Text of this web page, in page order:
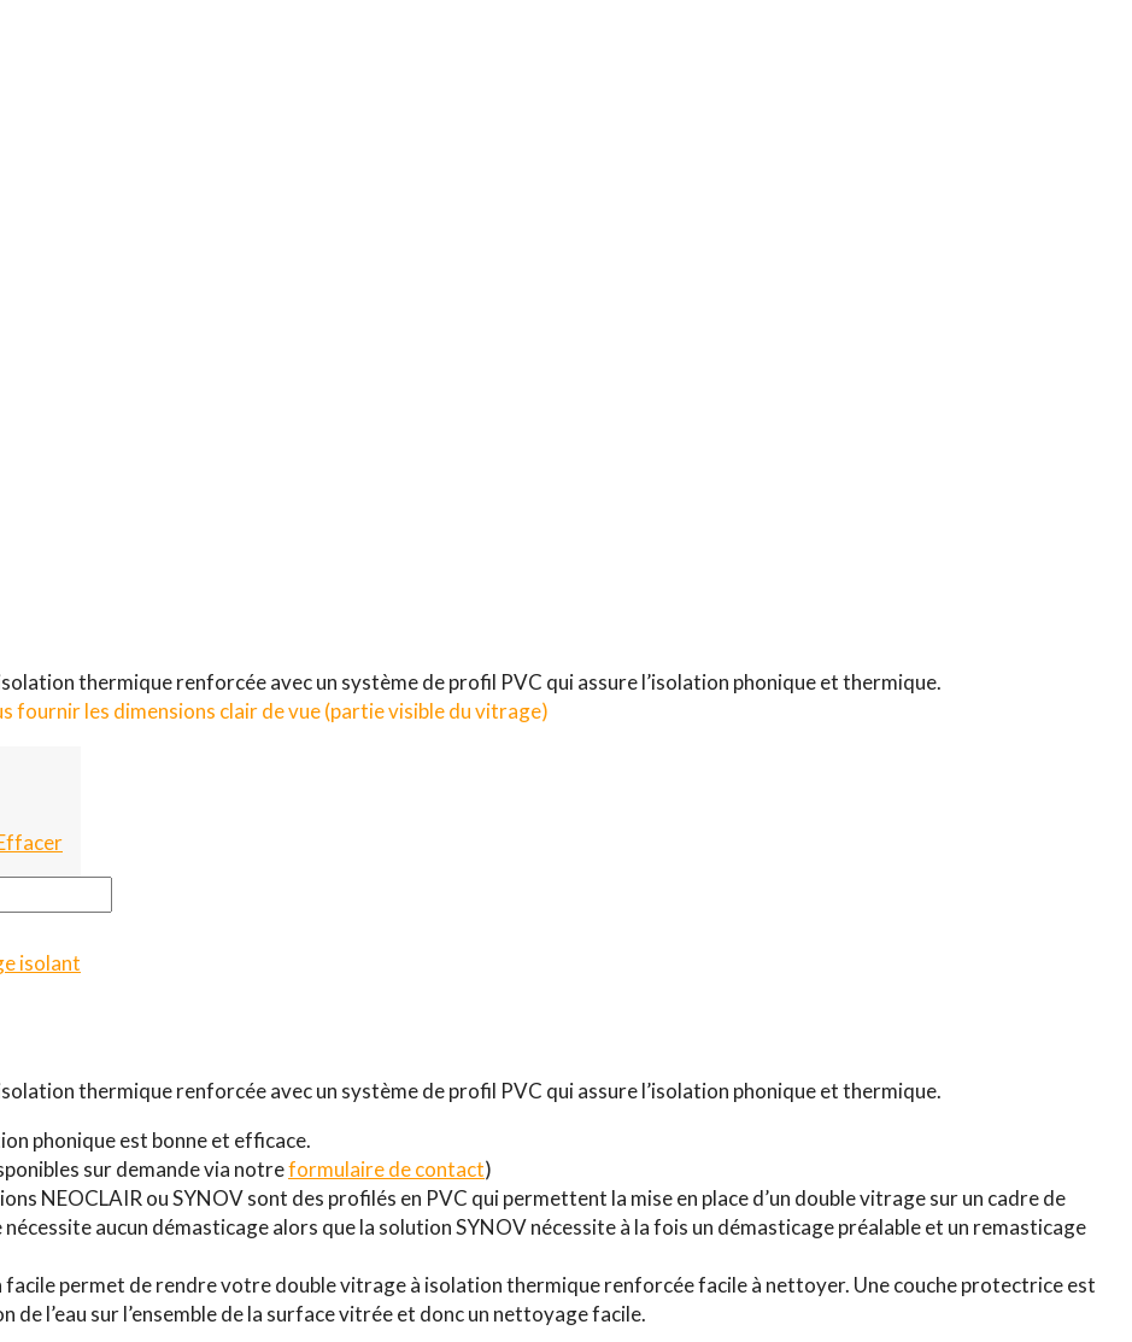
thermique renforcée avec un système de profil PVC qui assure l’isolation phonique et thermique.
fournir les dimensions clair de vue (partie visible du vitrage)
isolant
thermique renforcée avec un système de profil PVC qui assure l’isolation phonique et thermique.
phonique est bonne et efficace.
sur demande via notreformulaire de contact)
NEOCLAIR ou SYNOV sont des profilés en PVC qui permettent la mise en place d’un double vitrage sur un cadre de
aucun démasticage alors que la solution SYNOV nécessite à la fois un démasticage préalable et un remasticage
facile permet de rendre votre double vitrage à isolation thermique renforcée facile à nettoyer. Une couche protectrice est
l’eau sur l’ensemble de la surface vitrée et donc un nettoyage facile.